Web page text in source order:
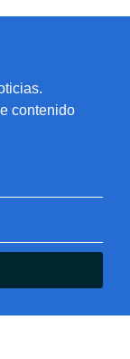
contenido